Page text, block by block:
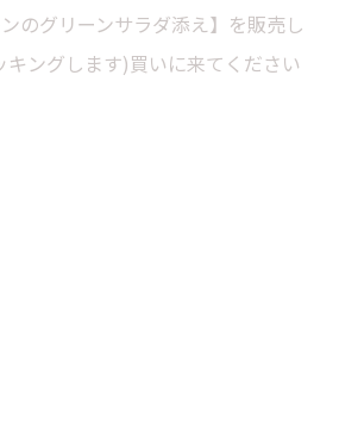
のグリーンサラダ添え】を販売し
キングします)買いに来てください